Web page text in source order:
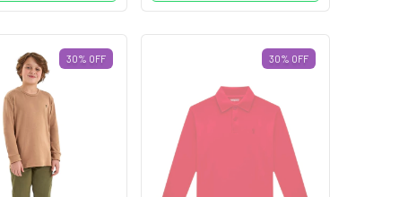
30% OFF 30% OFF